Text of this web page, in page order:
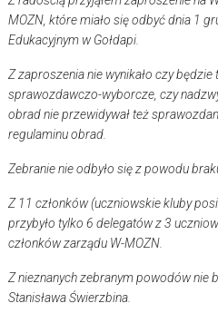
MOZN, które miało się odbyć dnia 1
Edukacyjnym w Gołdapi.
Z zaproszenia nie wynikało czy
sprawozdawczo-wyborcze, czy
obrad nie przewidywał też
regulaminu obrad.
Zebranie nie odbyło się z powodu
Z 11 członków (uczniowskie kluby
przybyło tylko 6 delegatów z 3
członków zarządu W-MOZN.
Z nieznanych zebranym powodów nie
Stanisława Świerzbina.